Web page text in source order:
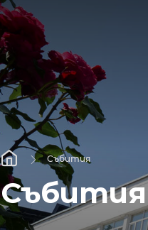
Събития
Събития